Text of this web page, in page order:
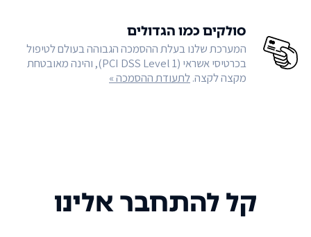
סולקים כמו הגדולים
המערכת שלנו בעלת ההסמכה הגבוהה בעולם לטיפול
בכרטיסי אשראי (PCI DSS Level 1), והינה מאובטחת
מקצה לקצה.לתעודת ההסמכה »
קל להתחבר אלינו